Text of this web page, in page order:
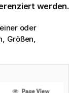
werden.
oder
Größen,